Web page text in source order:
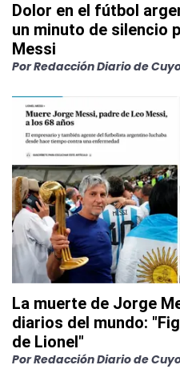
Dolor en el fútbol
un minuto de silencio
Messi
PorRedacción Diario de
La muerte de Jorge
diarios del mundo:
de Lionel"
PorRedacción Diario de